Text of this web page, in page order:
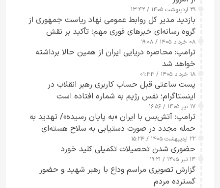
۲۹ اردیبهشت ۱۴۰۵ / ۱۳:۴۲
بازدید مدیر کل روابط عمومی نهاد ریاست جمهوری از
گروه رسانه‌ای خبرهای فوری مهم؛ تأکید بر نقش
رسانه‌های هوشمند و مسئول در ارتقای آگاهی عمومی
۰۸ خرداد ۱۴۰۵ / ۱۹:۰۸
ترامپ: محاصره دریایی ایران از همین حالا برداشته
خواهد شد
۱۸ خرداد ۱۴۰۵ / ۰۱:۳۳
پست ساعتی قبل حساب کاربری رهبر انقلاب در
اینستاگرام؛ نفس رژیم به شماره افتاده است​
۱۷ تیر ۱۴۰۵ / ۱۶:۵۶
ترامپ: آتش‌بس با ایران «به پایان رسیده»/ تهدید به
حمله مجدد در صورت دستیابی به سلاح هسته‌ای
۲۲ اردیبهشت ۱۴۰۵ / ۱۵:۲۴
حضوری شدن تحصیلات تکمیلی کلید خورد
۱۴ تیر ۱۴۰۵ / ۱۹:۲۱
گزارش تصویری مراسم وداع با رهبر شهید و حضور
گسترده مردم